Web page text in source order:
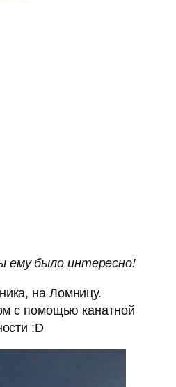
ему было интересно!
на Ломницу.
с помощью канатной
:D